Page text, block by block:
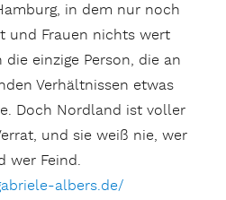
in dem nur noch
und Frauen nichts wert
einzige Person, die an
Verhältnissen etwas
Doch Nordland ist voller
und sie weiß nie, wer
wer Feind.
albers.de/